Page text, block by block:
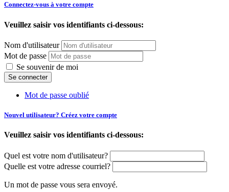
Connectez-vous à votre compte
Veuillez saisir vos identifiants ci-dessous:
Nom d'utilisateur
Mot de passe
Se souvenir de moi
Mot de passe oublié
Nouvel utilisateur? Créez votre compte
Veuillez saisir vos identifiants ci-dessous:
Quel est votre nom d'utilisateur?
Quelle est votre adresse courriel?
Un mot de passe vous sera envoyé.